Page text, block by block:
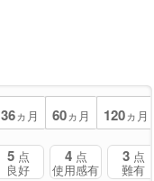
36ヵ月 60ヵ月 120ヵ月
5 点
良好
4 点
使用感有
3 点
難有